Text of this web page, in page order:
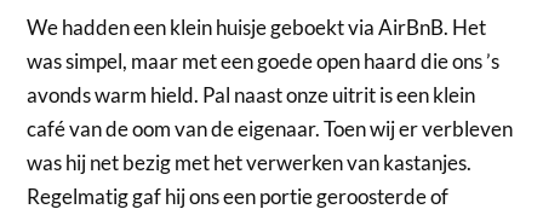
We hadden een klein huisje geboekt via AirBnB. Het
was simpel, maar met een goede open haard die ons ’s
avonds warm hield. Pal naast onze uitrit is een klein
café van de oom van de eigenaar. Toen wij er verbleven
was hij net bezig met het verwerken van kastanjes.
Regelmatig gaf hij ons een portie geroosterde of